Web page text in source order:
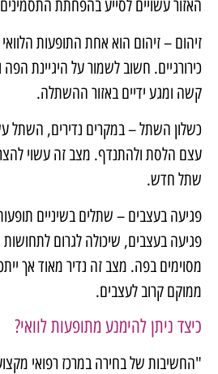
האזור עשויים לסייע בהפחתת
זיהום – זיהום הוא אחת התופעות
כירורגיים. חשוב לשמור על היגיינת הפה
קשה ומגע ידיים באזור ההשתלה.
כשלון השתל – במקרים נדירים, השתל
עצם הלסת ולהתנדף. מצב זה עשוי
שתל חדש.
פגיעה בעצבים – שתלים בשיניים תופעות
פגיעה בעצבים, שיכולה לגרום לתחושות
מסוימים בפה. מצב זה נדיר מאוד אך
ממוקם קרוב לעצבים.
כיצד ניתן להימנע מתופעות לוואי?